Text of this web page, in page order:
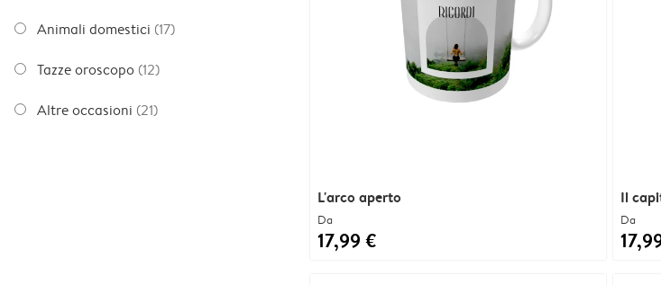
Animali domestici (17)
Tazze oroscopo (12)
Altre occasioni (21)
L'arco aperto
Da
17,99 €
Il
Da